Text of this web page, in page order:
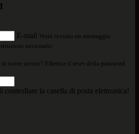
E-mail Verrà inviato un messaggio
necessarie.
nome utente? Effettua il reset della password
controllare la casella di posta elettronica!